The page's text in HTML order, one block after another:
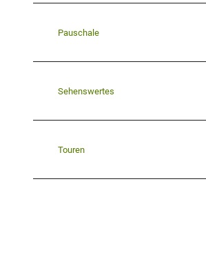
Pauschale
Sehenswertes
Touren